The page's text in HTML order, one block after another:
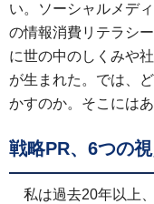
い。ソーシャルメデ
の情報消費リテラシ
に世の中のしくみや
が生まれた。では、
かすのか。そこには
戦略PR、6つの
私は過去20年以上